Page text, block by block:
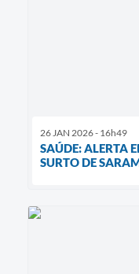
26 JAN 2026 - 16h49
SAÚDE: ALERTA
SURTO DE